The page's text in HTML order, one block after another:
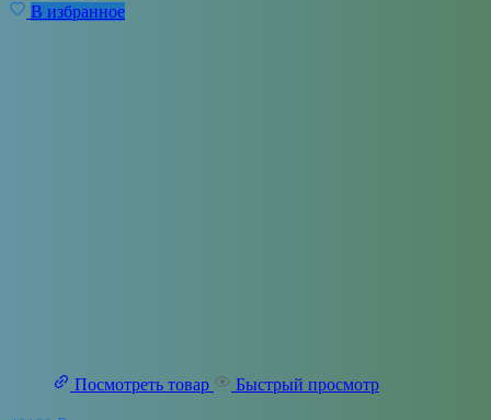
В избранное
Посмотреть товар Быстрый просмотр